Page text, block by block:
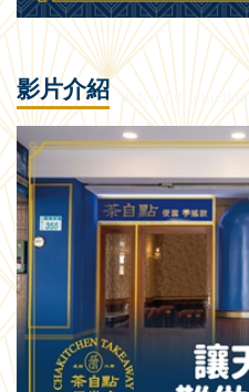
影片介紹 Video Introduction